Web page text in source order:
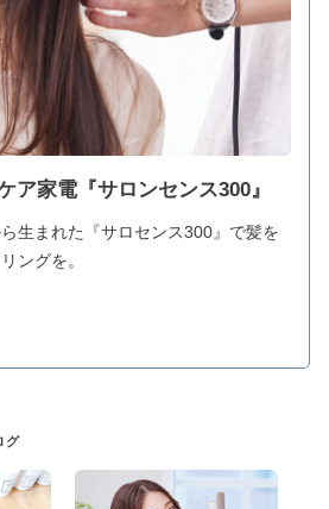
ア家電『サロンセンス300』
生まれた『サロセンス300』で髪を
ングを。
グ